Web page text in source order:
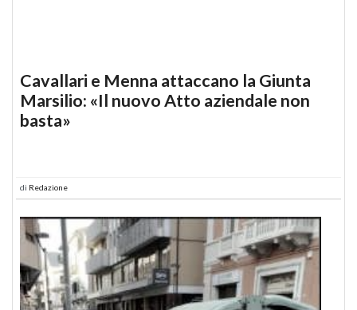
Cavallari e Menna attaccano la Giunta
Marsilio: «Il nuovo Atto aziendale non
basta»
di Redazione